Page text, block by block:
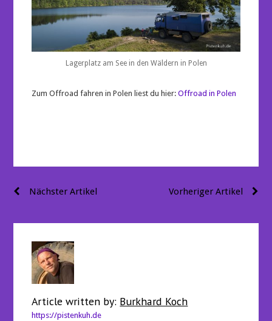
Lagerplatz am See in den Wäldern in Polen
Zum Offroad fahren in Polen liest du hier:Offroad in Polen
Beitragsnavigation Vorheriger Artikel
Nächster Artikel
Article written by: Burkhard Koch
https://pistenkuh.de